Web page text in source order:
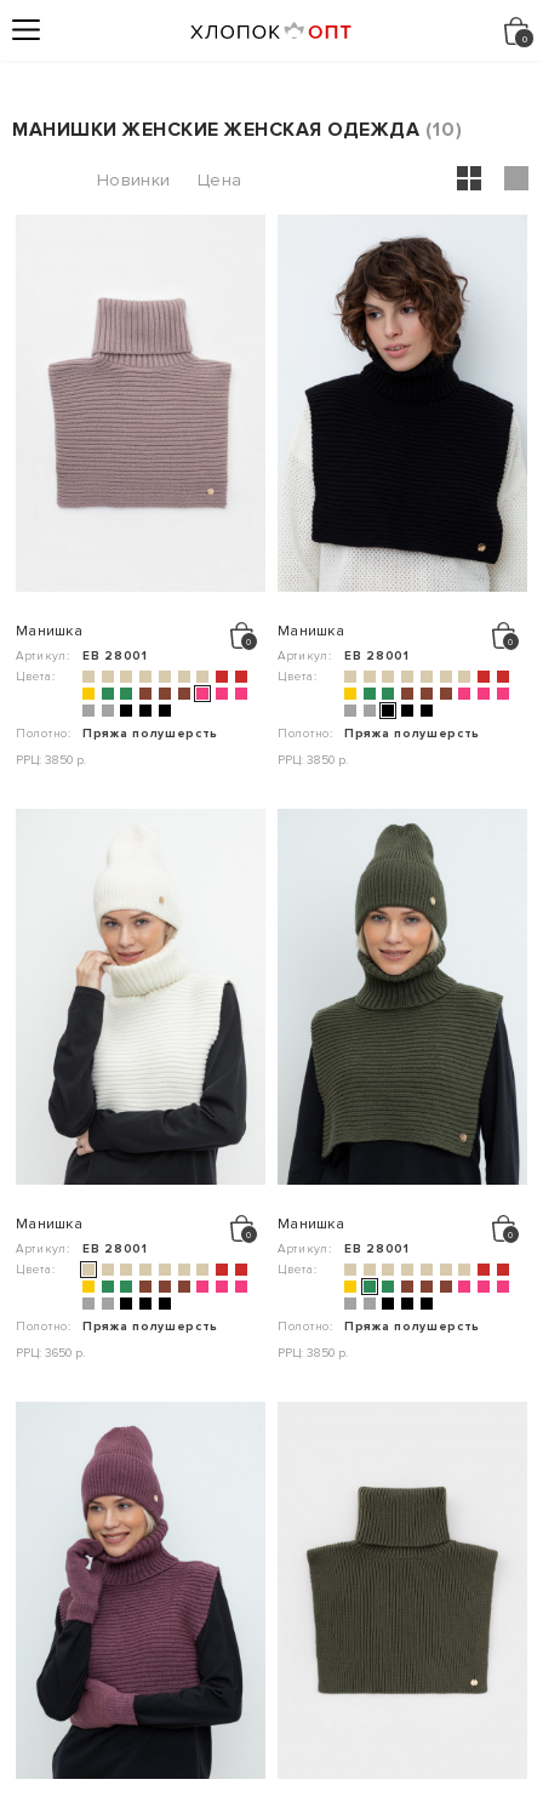
МАНИШКИ ЖЕНСКИЕ ЖЕНСКАЯ ОДЕЖДА 10
Манишка
Артикул:
ЕВ 28001
Цвета:
Полотно:
Пряжа полушерсть
РРЦ: 3850 р.
Манишка
Артикул:
ЕВ 28001
Цвета:
Полотно:
Пряжа полушерсть
РРЦ: 3850 р.
Манишка
Артикул:
ЕВ 28001
Цвета:
Полотно:
Пряжа полушерсть
РРЦ: 3650 р.
Манишка
Артикул:
ЕВ 28001
Цвета:
Полотно:
Пряжа полушерсть
РРЦ: 3850 р.